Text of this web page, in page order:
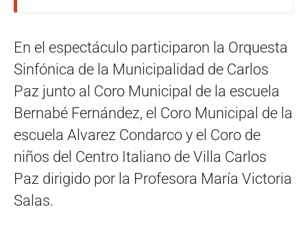
En el espectáculo participaron la Orquesta
Sinfónica de la Municipalidad de Carlos
Paz junto al Coro Municipal de la escuela
Bernabé Fernández, el Coro Municipal de la
escuela Alvarez Condarco y el Coro de
niños del Centro Italiano de Villa Carlos
Paz dirigido por la Profesora María Victoria
Salas.